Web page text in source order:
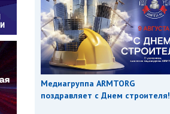
Медиагруппа ARMTORG
поздравляет с Днем строителя!